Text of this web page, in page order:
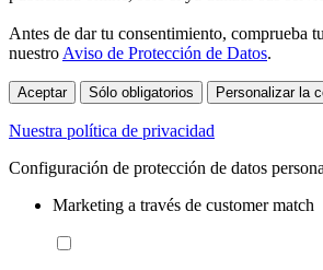
Antes de dar tu consentimiento, comprueba
nuestro Aviso de Protección de Datos.
Aceptar Sólo obligatorios Personalizar la
Nuestra política de privacidad
Configuración de protección de datos
Marketing a través de customer match